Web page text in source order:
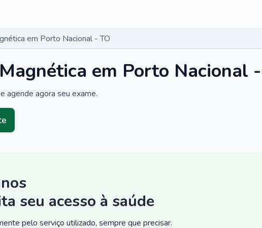
em Porto Nacional - TO
em Porto Nacional
agende agora seu exame.
seu acesso à saúde
pelo serviço utilizado, sempre que precisar.